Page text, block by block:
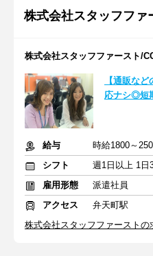
株式会社スタッフファ
株式会社スタッフファースト/
【通販な
応ナシ◎短
給与
時給1800～
シフト
週1日以上 1日
雇用形態
派遣社員
アクセス
弁天町駅
株式会社スタッフファーストの